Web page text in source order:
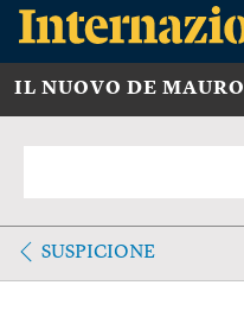
IL NUOVO DE MAURO
SUSPICIONE